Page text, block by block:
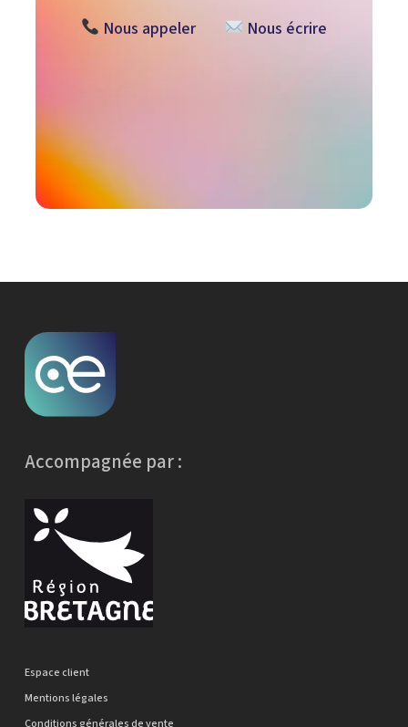
Nous appeler Nous écrire
Accompagnée par :
Espace client
Mentions légales
Conditions générales de vente